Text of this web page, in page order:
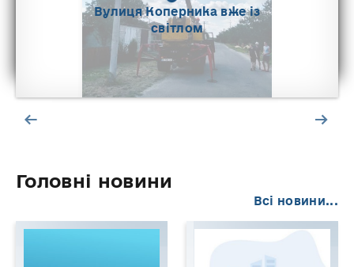
Вулиця Коперника вже із
світлом
Головні новини
Всі новини...